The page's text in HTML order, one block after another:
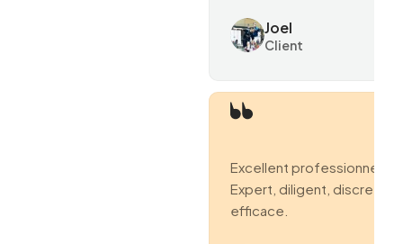
Joel
Client
Excellent professionnel.
Expert, diligent, discret et
efficace.